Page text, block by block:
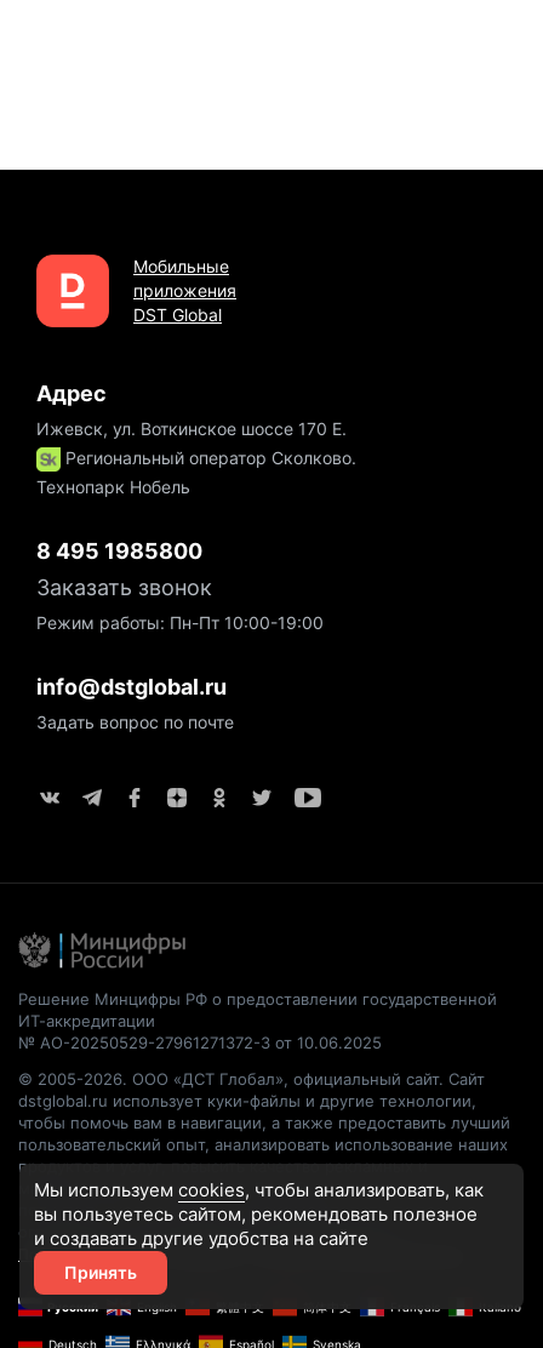
Мобильные
приложения
DST Global
Адрес
Ижевск, ул. Воткинское шоссе 170 Е.
Региональный оператор Сколково.
Технопарк Нобель
8 495 1985800
Заказать звонок
Режим работы: Пн-Пт 10:00-19:00
info@dstglobal.ru
Задать вопрос по почте
Решение Минцифры РФ о предоставлении государственной
ИТ-аккредитации
№ АО-20250529-27961271372-3 от 10.06.2025
© 2005-2026. ООО «ДСТ Глобал», официальный сайт. Сайт
dstglobal.ru использует куки-файлы и другие технологии,
чтобы помочь вам в навигации, а также предоставить лучший
пользовательский опыт, анализировать использование наших
продуктов и услуг, повысить качество рекламных и
маркетинговых активностей. Если Вы не хотите, чтобы Ваши
пользовательские данные обрабатывались, пожалуйста,
ограничьте их использование в своём браузере.
Пользовательское соглашение
Русский English 繁體中文 简体中文 Français Italiano
Deutsch Ελληνικά Español Svenska
Мы используем cookies, чтобы анализировать, как
вы пользуетесь сайтом, рекомендовать полезное
и создавать другие удобства на сайте
Принять